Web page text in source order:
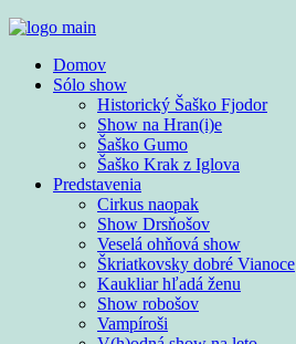
Domov
Sólo show
Historický Šaško Fjodor
Show na Hran(i)e
Šaško Gumo
Šaško Krak z Iglova
Predstavenia
Cirkus naopak
Show Drsňošov
Veselá ohňová show
Škriatkovsky dobré Vianoce
Kaukliar hľadá ženu
Show robošov
Vampíroši